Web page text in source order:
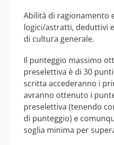
Abilità di ragionamento
logici/astratti, deduttivi
di cultura generale.
Il punteggio massimo
preselettiva è di 30
scritta accederanno i
avranno ottenuto i
preselettiva (tenendo
di punteggio) e
soglia minima per